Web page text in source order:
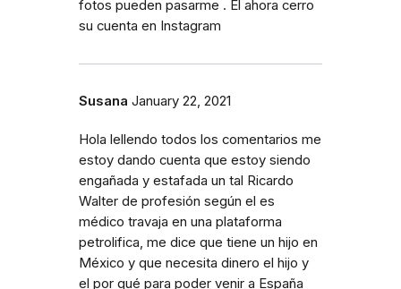
fotos pueden pasarme . El ahora cerro
su cuenta en Instagram
Susana January 22, 2021
Hola lellendo todos los comentarios me
estoy dando cuenta que estoy siendo
engañada y estafada un tal Ricardo
Walter de profesión según el es
médico travaja en una plataforma
petrolifica, me dice que tiene un hijo en
México y que necesita dinero el hijo y
el por qué para poder venir a España